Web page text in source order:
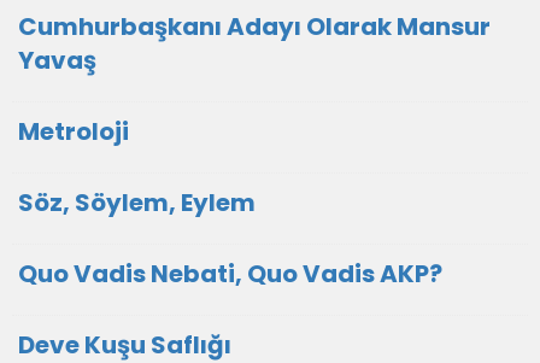
Cumhurbaşkanı Adayı Olarak Mansur
Yavaş
Metroloji
Söz, Söylem, Eylem
Quo Vadis Nebati, Quo Vadis AKP?
Deve Kuşu Saflığı